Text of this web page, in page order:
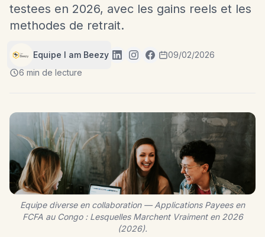
testees en 2026, avec les gains reels et les
methodes de retrait.
Equipe I am Beezy
09/02/2026
6 min de lecture
Equipe diverse en collaboration — Applications Payees en
FCFA au Congo : Lesquelles Marchent Vraiment en 2026
(2026).